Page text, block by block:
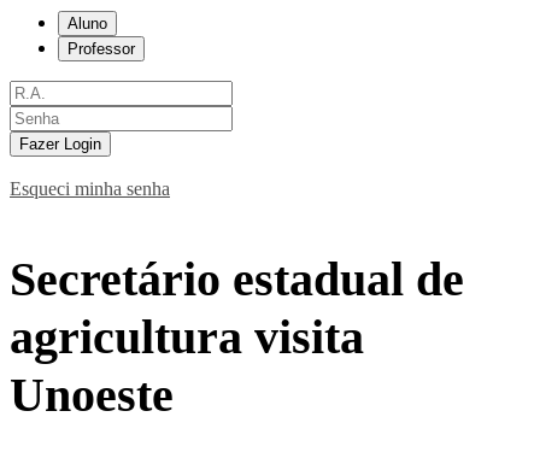
Aluno
Professor
Fazer Login
Esqueci minha senha
Secretário estadual de
agricultura visita
Unoeste